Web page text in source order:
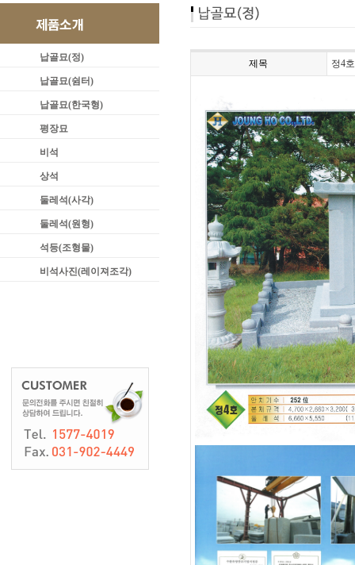
납골묘(정)
납골묘(쉼터)
납골묘(한국형)
평장묘
비석
상석
둘레석(사각)
둘레석(원형)
석등(조형물)
비석사진(레이져조각)
제목 정4